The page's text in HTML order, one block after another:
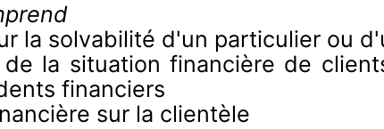
la solvabilité d'un particulier ou
la situation financière de
financiers
sur la clientèle